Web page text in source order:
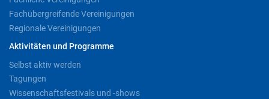
Fachübergreifende Vereinigungen
Regionale Vereinigungen
Aktivitäten und Programme
Selbst aktiv werden
Tagungen
Wissenschaftsfestivals und -shows